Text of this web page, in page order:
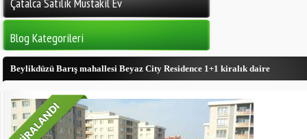
Blog Kategorileri
Beylikdüzü Barış mahallesi Beyaz City Residence 1+1 kiralık daire